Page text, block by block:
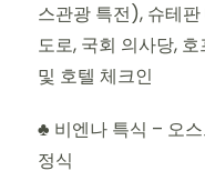
스관광 특전), 슈테
도로, 국회 의사당,
및 호텔 체크인
♣ 비엔나 특식 – 오
정식